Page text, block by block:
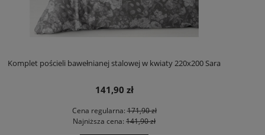
Komplet pościeli bawełnianej stalowej w kwiaty 220x200 Sara
141,90 zł
Cena regularna:171,90 zł
Najniższa cena: 141,90 zł